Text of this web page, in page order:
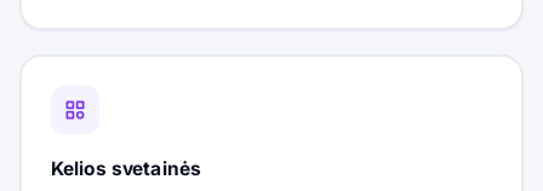
Kelios svetainės